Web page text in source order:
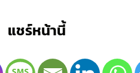
แชร์หน้านี้